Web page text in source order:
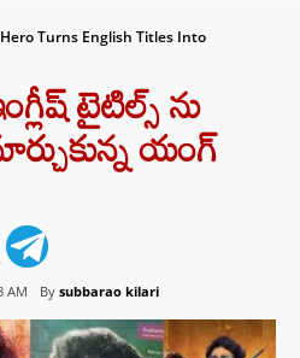
Turns English Titles Into
టైటిల్స్ ను
యంగ్
AM By subbarao kilari